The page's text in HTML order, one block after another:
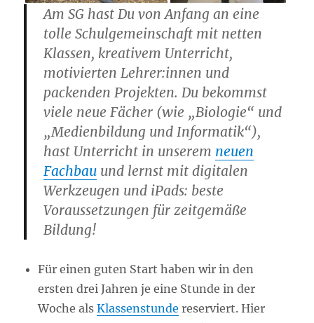
Am SG hast Du von Anfang an eine
tolle Schulgemeinschaft mit netten
Klassen, kreativem Unterricht,
motivierten Lehrer:innen und
packenden Projekten. Du bekommst
viele neue Fächer (wie „Biologie“ und
„Medienbildung und Informatik“),
hast Unterricht in unserem neuen
Fachbau und lernst mit digitalen
Werkzeugen und iPads: beste
Voraussetzungen für zeitgemäße
Bildung!
Für einen guten Start haben wir in den
ersten drei Jahren je eine Stunde in der
Woche alsKlassenstunde reserviert. Hier